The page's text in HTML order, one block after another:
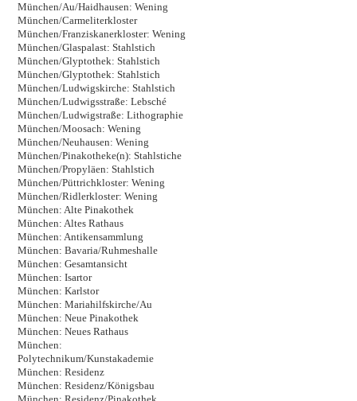
München/Au/Haidhausen: Wening
München/Carmeliterkloster
München/Franziskanerkloster: Wening
München/Glaspalast: Stahlstich
München/Glyptothek: Stahlstich
München/Glyptothek: Stahlstich
München/Ludwigskirche: Stahlstich
München/Ludwigsstraße: Lebsché
München/Ludwigstraße: Lithographie
München/Moosach: Wening
München/Neuhausen: Wening
München/Pinakotheke(n): Stahlstiche
München/Propyläen: Stahlstich
München/Püttrichkloster: Wening
München/Ridlerkloster: Wening
München: Alte Pinakothek
München: Altes Rathaus
München: Antikensammlung
München: Bavaria/Ruhmeshalle
München: Gesamtansicht
München: Isartor
München: Karlstor
München: Mariahilfskirche/Au
München: Neue Pinakothek
München: Neues Rathaus
München:
Polytechnikum/Kunstakademie
München: Residenz
München: Residenz/Königsbau